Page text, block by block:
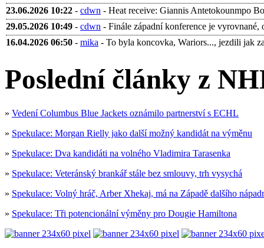
23.06.2026 10:22 - cdwn - Heat receive: Giannis Antetokounmpo
29.05.2026 10:49 - cdwn - Finále západní konference je vyrovnané,
16.04.2026 06:50 - mika - To byla koncovka, Wariors..., jezdili jak
Poslední články z
» Vedení Columbus Blue Jackets oznámilo partnerství s ECHL
» Spekulace: Morgan Rielly jako další možný kandidát na výměnu
» Spekulace: Dva kandidáti na volného Vladimira Tarasenka
» Spekulace: Veteránský brankář stále bez smlouvy, trh vysychá
» Spekulace: Volný hráč, Arber Xhekaj, má na Západě dalšího
» Spekulace: Tři potencionální výměny pro Dougie Hamiltona